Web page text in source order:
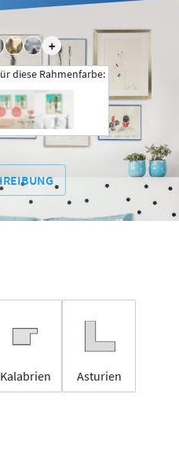
+
diese Rahmenfarbe:
Kalabrien Asturien